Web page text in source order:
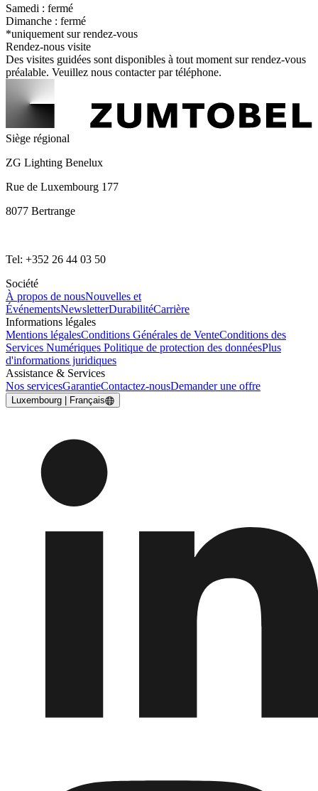
Samedi : fermé
Dimanche : fermé
*uniquement sur rendez-vous
Rendez-nous visite
Des visites guidées sont disponibles à tout moment sur rendez-vous
préalable. Veuillez nous contacter par téléphone.
Siège régional
ZG Lighting Benelux
Rue de Luxembourg 177
8077 Bertrange
Tel: +352 26 44 03 50
Société
À propos de nousNouvelles et
ÉvénementsNewsletterDurabilitéCarrière
Informations légales
Mentions légalesConditions Générales de VenteConditions des
Services Numériques Politique de protection des donnéesPlus
d'informations juridiques
Assistance & Services
Nos servicesGarantieContactez-nousDemander une offre
Luxembourg | Français